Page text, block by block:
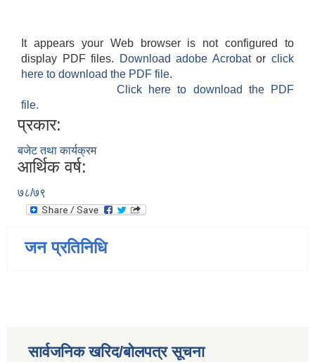
It appears your Web browser is not configured to
display PDF files.
Download adobe Acrobatorclick
here to download the PDF file.
Click here to download the PDF
file.
प्रकार:
बजेट तथा कार्यक्रम
आर्थिक वर्ष:
७८/७९
जन प्रतिनिधि
सार्वजनिक खरिद/बोलपत्र सूचना